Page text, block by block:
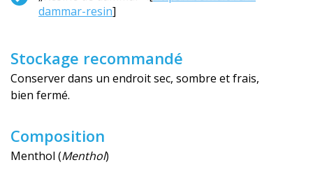
dammar-resin]
Stockage recommandé
Conserver dans un endroit sec, sombre et frais,
bien fermé.
Composition
Menthol (Menthol)